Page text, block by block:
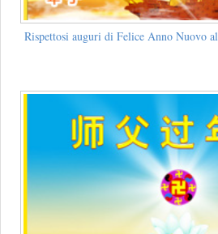
Rispettosi auguri di Felice Anno Nuovo